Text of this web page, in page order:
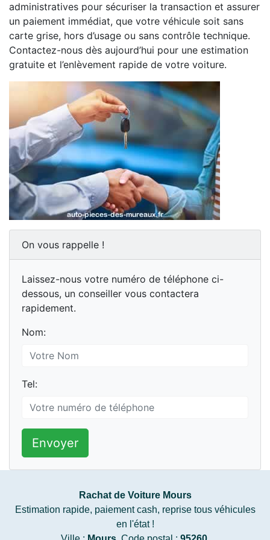
administratives pour sécuriser la transaction et assurer
un paiement immédiat, que votre véhicule soit sans
carte grise, hors d’usage ou sans contrôle technique.
Contactez-nous dès aujourd’hui pour une estimation
gratuite et l’enlèvement rapide de votre voiture.
On vous rappelle !
Laissez-nous votre numéro de téléphone ci-
dessous, un conseiller vous contactera
rapidement.
Nom:
Tel:
Envoyer
Rachat de Voiture Mours
Estimation rapide, paiement cash, reprise tous véhicules
en l'état !